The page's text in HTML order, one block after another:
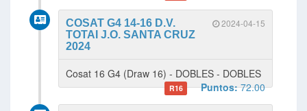
2024-04-15
COSAT G4 14-16 D.V.
TOTAI J.O. SANTA CRUZ
2024
Cosat 16 G4 (Draw 16) - DOBLES - DOBLES
R16 Puntos:72.00